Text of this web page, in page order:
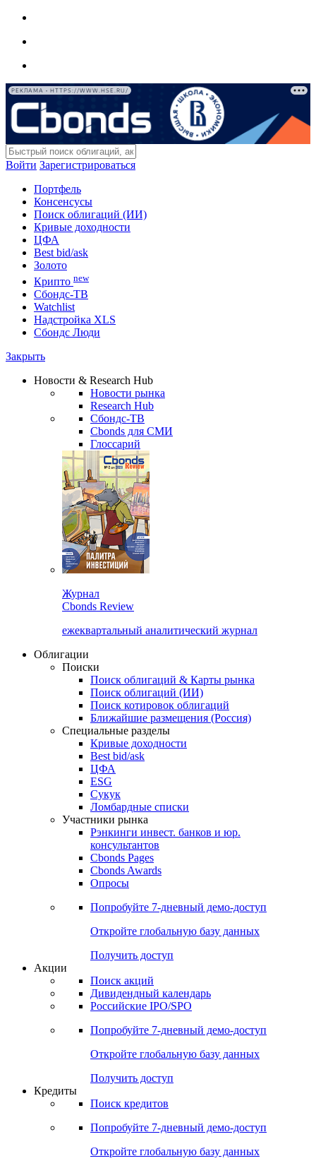
РЕКЛАМА • HTTPS://WWW.HSE.RU/
Войти Зарегистрироваться
Портфель
Консенсусы
Поиск облигаций (ИИ)
Кривые доходности
ЦФА
Best bid/ask
Золото
Крипто new
Сбондс-ТВ
Watchlist
Надстройка XLS
Сбондс Люди
Закрыть
Новости & Research Hub
Новости рынка
Research Hub
Сбондс-ТВ
Cbonds для СМИ
Глоссарий
Журнал
Cbonds Review
ежеквартальный аналитический журнал
Облигации
Поиски
Поиск облигаций & Карты рынка
Поиск облигаций (ИИ)
Поиск котировок облигаций
Ближайшие размещения (Россия)
Специальные разделы
Кривые доходности
Best bid/ask
ЦФА
ESG
Сукук
Ломбардные списки
Участники рынка
Рэнкинги инвест. банков и юр.
консультантов
Cbonds Pages
Cbonds Awards
Опросы
Попробуйте 7-дневный демо-доступ
Откройте глобальную базу данных
Получить доступ
Акции
Поиск акций
Дивидендный календарь
Российские IPO/SPO
Попробуйте 7-дневный демо-доступ
Откройте глобальную базу данных
Получить доступ
Кредиты
Поиск кредитов
Попробуйте 7-дневный демо-доступ
Откройте глобальную базу данных